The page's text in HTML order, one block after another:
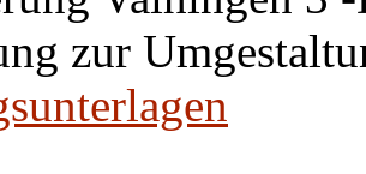
zur